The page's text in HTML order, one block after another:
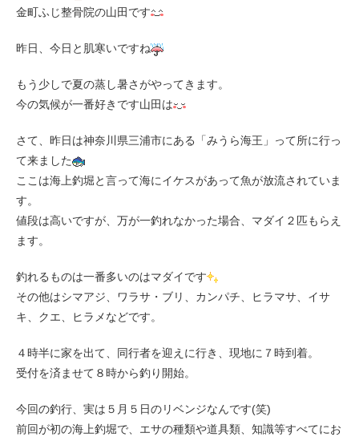
金町ふじ整骨院の山田です
昨日、今日と肌寒いですね
もう少しで夏の蒸し暑さがやってきます。
今の気候が一番好きです山田は
さて、昨日は神奈川県三浦市にある「みうら海王」って所に行っ
て来ました
ここは海上釣堀と言って海にイケスがあって魚が放流されていま
す。
値段は高いですが、万が一釣れなかった場合、マダイ２匹もらえ
ます。
釣れるものは一番多いのはマダイです
その他はシマアジ、ワラサ・ブリ、カンパチ、ヒラマサ、イサ
キ、クエ、ヒラメなどです。
４時半に家を出て、同行者を迎えに行き、現地に７時到着。
受付を済ませて８時から釣り開始。
今回の釣行、実は５月５日のリベンジなんです(笑)
前回が初の海上釣堀で、エサの種類や道具類、知識等すべてにお